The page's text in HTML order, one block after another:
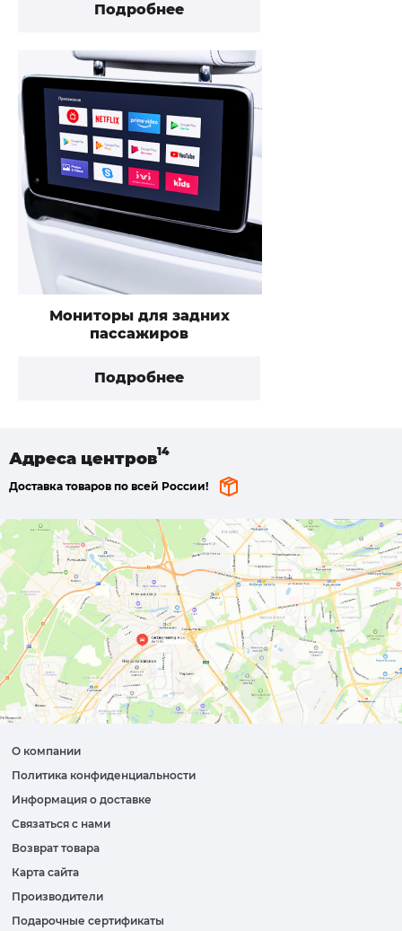
Подробнее
Мониторы для задних
пассажиров
Подробнее
Адреса центров
Доставка товаров по всей России!
О компании
Политика конфиденциальности
Информация о доставке
Связаться с нами
Возврат товара
Карта сайта
Производители
Подарочные сертификаты